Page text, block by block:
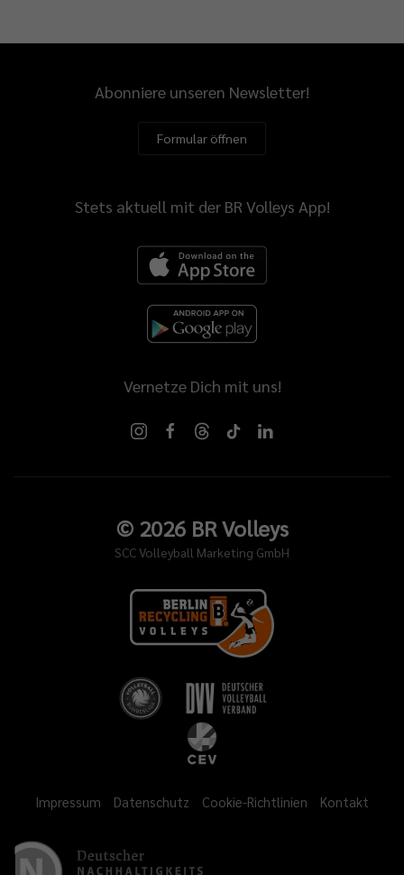
Abonniere unseren Newsletter!
Formular öffnen
Stets aktuell mit der BR Volleys App!
Vernetze Dich mit uns!
© 2026BR Volleys
SCC Volleyball Marketing GmbH
Impressum Datenschutz Cookie-Richtlinien Kontakt